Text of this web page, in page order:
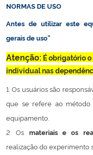
Ministério da Cidadania
Ministério da Saúde
Ministério da Ciência,
Ministério do Meio Ambiente
NORMAS DE USO
Antes de utilizar este
gerais de uso”
Atenção: É obrigatório
individual nas
1. Os usuários são
que se refere ao método
equipamento.
2. Os materiais e os
realização do experimento